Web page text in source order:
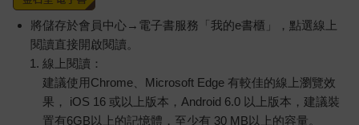
將儲存於會員中心→電子書服務「我的e書櫃」，點選線上
閱讀直接開啟閱讀。
線上閱讀：
建議使用Chrome、Microsoft Edge 有較佳的線上瀏覽效
果， iOS 16 或以上版本，Android 6.0 以上版本，建議裝
置有6GB以上的記憶體，至少有 30 MB以上的容量。